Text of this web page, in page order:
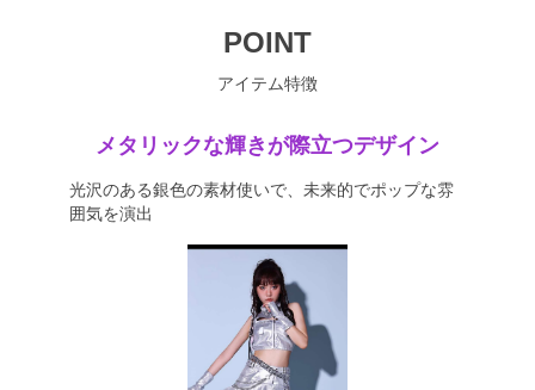
POINT
アイテム特徴
メタリックな輝きが際立つデザイン
光沢のある銀色の素材使いで、未来的でポップな雰
囲気を演出